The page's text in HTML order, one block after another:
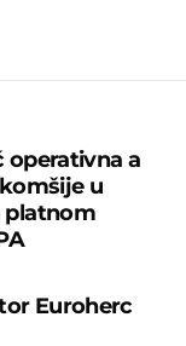
operativna a
u
platnom
Euroherc